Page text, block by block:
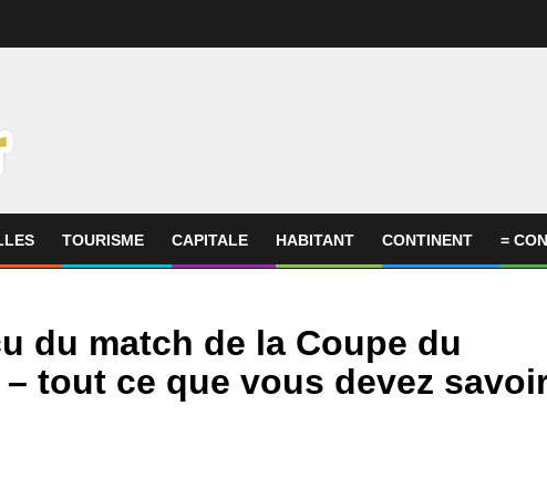
TOURISME CAPITALE HABITANT CONTINENT =
du match de la Coupe du
– tout ce que vous devez